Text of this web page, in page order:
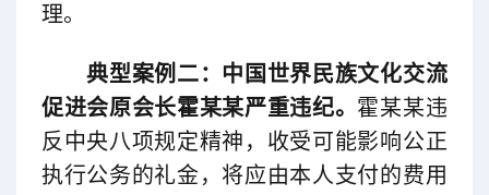
理。
典型案例二：中国世界民族文化交流
促进会原会长霍某某严重违纪。 霍某某违
反中央八项规定精神，收受可能影响公正
执行公务的礼金，将应由本人支付的费用